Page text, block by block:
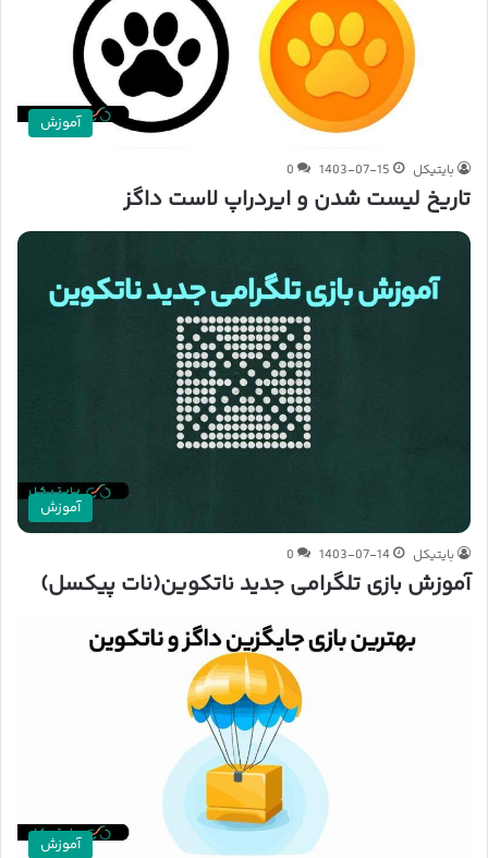
آموزش
بایتیکل 1403-07-15
0
تاریخ لیست شدن و ایردراپ لاست داگز
آموزش
بایتیکل 1403-07-14
0
آموزش بازی تلگرامی جدید ناتکوین(نات پیکسل)
آموزش